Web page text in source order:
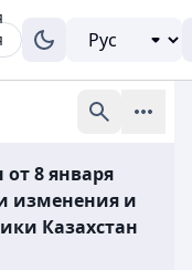
8 января
изменения и
Казахстан